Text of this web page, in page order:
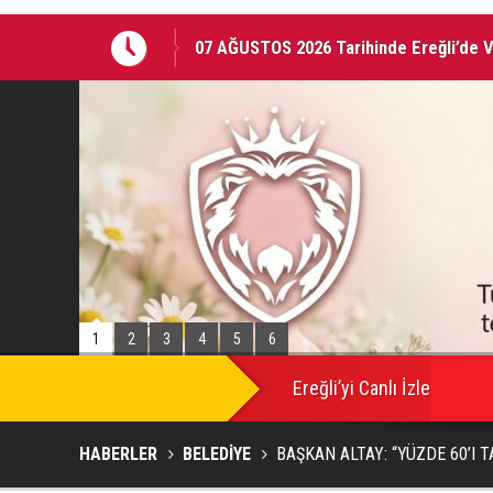
EREĞLİ'DE GÜNDEMİ SARSAN İSTİFA
1 2 3 4 5 6
Ereğli’yi Canlı İzle
HABERLER BELEDİYE BAŞKAN ALTAY: “YÜZDE 60’I